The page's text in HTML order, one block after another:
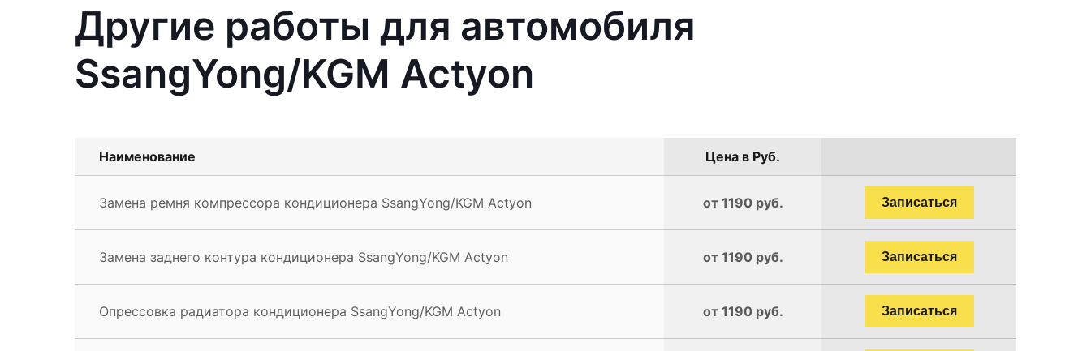
Другие работы для автомобиля
SsangYong/KGM Actyon
Наименование Цена в Руб.
Замена ремня компрессора кондиционера SsangYong/KGM Actyon от 1190 руб. Записаться
Замена заднего контура кондиционера SsangYong/KGM Actyon от 1190 руб. Записаться
Опрессовка радиатора кондиционера SsangYong/KGM Actyon от 1190 руб. Записаться